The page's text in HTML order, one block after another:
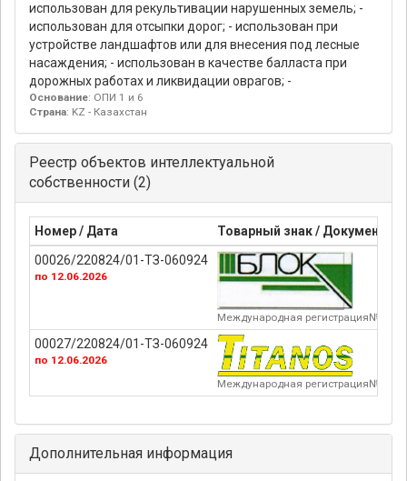
использован для рекультивации нарушенных земель; -
использован для отсыпки дорог; - использован при
устройстве ландшафтов или для внесения под лесные
насаждения; - использован в качестве балласта при
дорожных работах и ликвидации оврагов; -
Основание: ОПИ 1 и 6
Страна: KZ - Казахстан
Реестр объектов интеллектуальной
собственности (2)
Номер / Дата
Товарный знак / Документ
00026/220824/01-ТЗ-060924
по 12.06.2026
Международная регистрация№
00027/220824/01-ТЗ-060924
по 12.06.2026
Международная регистрация№
Дополнительная информация